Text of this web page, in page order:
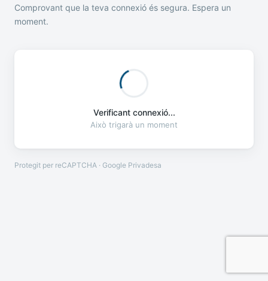
Comprovant que la teva connexió és segura. Espera un
moment.
Verificant connexió...
Això trigarà un moment
Protegit per reCAPTCHA · Google Privadesa